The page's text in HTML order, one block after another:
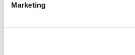
Marketing
Destinos Populares